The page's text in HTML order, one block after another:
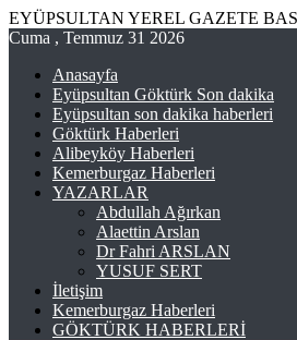
EYÜPSULTAN YEREL GAZETE
Cuma , Temmuz 31 2026
Anasayfa
Eyüpsultan Göktürk Son dakika
Eyüpsultan son dakika haberleri
Göktürk Haberleri
Alibeyköy Haberleri
Kemerburgaz Haberleri
YAZARLAR
Abdullah Ağırkan
Alaettin Arslan
Dr Fahri ARSLAN
YUSUF SERT
İletişim
Kemerburgaz Haberleri
GÖKTÜRK HABERLERİ